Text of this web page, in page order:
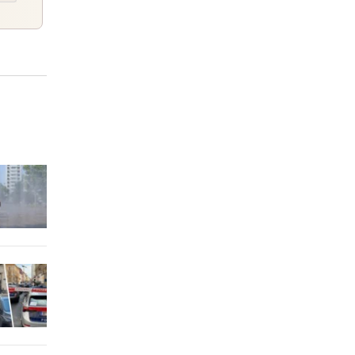
Stunden